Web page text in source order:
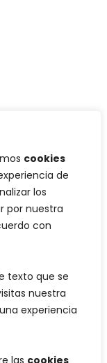
cookies
de
los
por nuestra
con
texto que se
nuestra
experiencia
las cookies